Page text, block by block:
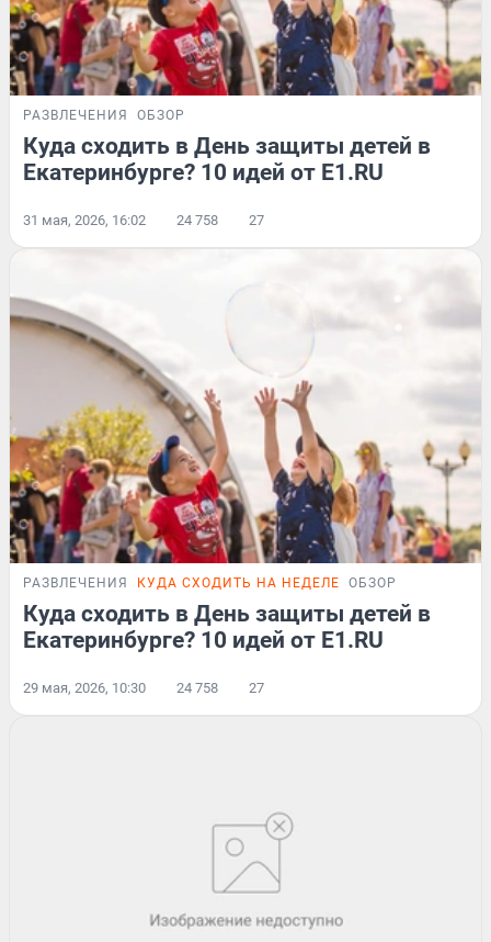
РАЗВЛЕЧЕНИЯ ОБЗОР
Куда сходить в День защиты детей в
Екатеринбурге? 10 идей от E1.RU
31 мая, 2026, 16:02 24 758 27
РАЗВЛЕЧЕНИЯ КУДА СХОДИТЬ НА НЕДЕЛЕ ОБЗОР
Куда сходить в День защиты детей в
Екатеринбурге? 10 идей от E1.RU
29 мая, 2026, 10:30 24 758 27